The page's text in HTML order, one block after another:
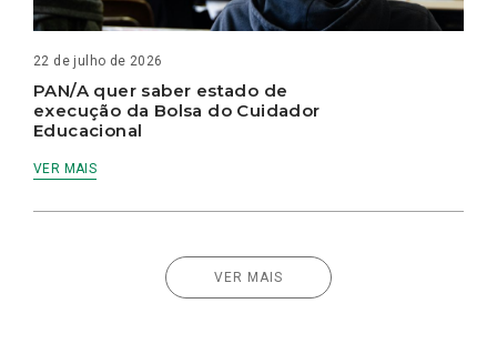
22 de julho de 2026
PAN/A quer saber estado de
execução da Bolsa do Cuidador
Educacional
VER MAIS
VER MAIS